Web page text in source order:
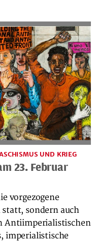
UND KRIEG
23. Februar
vorgezogene
sondern auch
Antiimperialistischen
imperialistische